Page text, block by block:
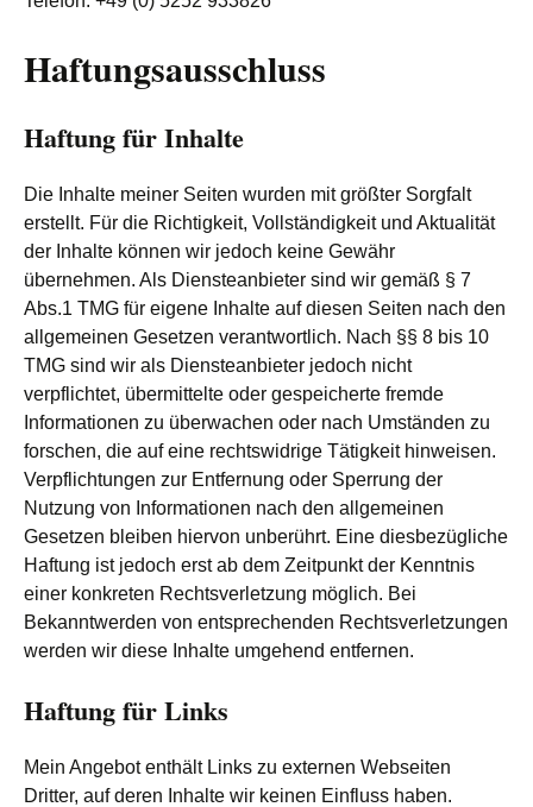
Haftungsausschluss
Haftung für Inhalte
Die Inhalte meiner Seiten wurden mit größter Sorgfalt
erstellt. Für die Richtigkeit, Vollständigkeit und Aktualität
der Inhalte können wir jedoch keine Gewähr
übernehmen. Als Diensteanbieter sind wir gemäß § 7
Abs.1 TMG für eigene Inhalte auf diesen Seiten nach den
allgemeinen Gesetzen verantwortlich. Nach §§ 8 bis 10
TMG sind wir als Diensteanbieter jedoch nicht
verpflichtet, übermittelte oder gespeicherte fremde
Informationen zu überwachen oder nach Umständen zu
forschen, die auf eine rechtswidrige Tätigkeit hinweisen.
Verpflichtungen zur Entfernung oder Sperrung der
Nutzung von Informationen nach den allgemeinen
Gesetzen bleiben hiervon unberührt. Eine diesbezügliche
Haftung ist jedoch erst ab dem Zeitpunkt der Kenntnis
einer konkreten Rechtsverletzung möglich. Bei
Bekanntwerden von entsprechenden Rechtsverletzungen
werden wir diese Inhalte umgehend entfernen.
Haftung für Links
Mein Angebot enthält Links zu externen Webseiten
Dritter, auf deren Inhalte wir keinen Einfluss haben.